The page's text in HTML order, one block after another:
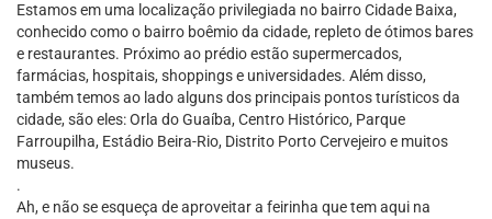
Estamos em uma localização privilegiada no bairro Cidade Baixa,
conhecido como o bairro boêmio da cidade, repleto de ótimos bares
e restaurantes. Próximo ao prédio estão supermercados,
farmácias, hospitais, shoppings e universidades. Além disso,
também temos ao lado alguns dos principais pontos turísticos da
cidade, são eles: Orla do Guaíba, Centro Histórico, Parque
Farroupilha, Estádio Beira-Rio, Distrito Porto Cervejeiro e muitos
museus.
.
Ah, e não se esqueça de aproveitar a feirinha que tem aqui na